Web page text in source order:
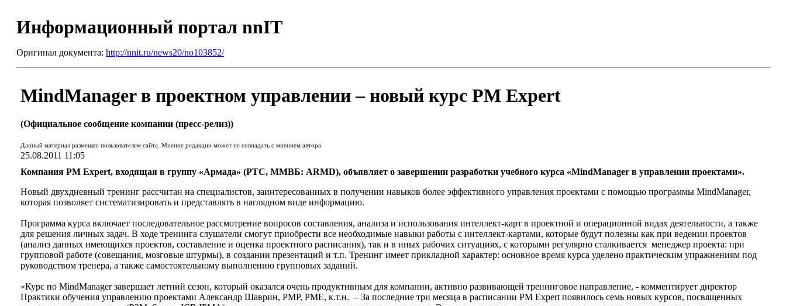
Информационный портал nnIT
Оригинал документа: http://nnit.ru/news20/no103852/
MindManager в проектном управлении – новый курс PM Expert
(Официальное сообщение компании (пресс-релиз))
Данный материал размещен пользователем сайта. Мнение редакции может не совпадать с мнением автора
25.08.2011 11:05
Компания PM Expert, входящая в группу «Армада» (РТС, ММВБ: ARMD), объявляет о завершении разработки учебного курса «MindManager в управлении проектами».
Новый двухдневный тренинг рассчитан на специалистов, заинтересованных в получении навыков более эффективного управления проектами с помощью программы MindManager,
которая позволяет систематизировать и представлять в наглядном виде информацию.
Программа курса включает последовательное рассмотрение вопросов составления, анализа и использования интеллект-карт в проектной и операционной видах деятельности, а также
для решения личных задач. В ходе тренинга слушатели смогут приобрести все необходимые навыки работы с интеллект-картами, которые будут полезны как при ведении проектов
(анализ данных имеющихся проектов, составление и оценка проектного расписания), так и в иных рабочих ситуациях, с которыми регулярно сталкивается менеджер проекта: при
групповой работе (совещания, мозговые штурмы), в создании презентаций и т.п. Тренинг имеет прикладной характер: основное время курса уделено практическим упражнениям под
руководством тренера, а также самостоятельному выполнению групповых заданий.
«Курс по MindManager завершает летний сезон, который оказался очень продуктивным для компании, активно развивающей тренинговое направление, - комментирует директор
Практики обучения управлению проектами Александр Шаврин, PMP, PME, к.т.н. – За последние три месяца в расписании PM Expert появилось семь новых курсов, посвященных